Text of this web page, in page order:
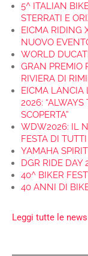
5^ ITALIAN
STERRATI E
EICMA RIDING
NUOVO
WORLD
GRAN PREMIO
RIVIERA DI
EICMA LANCIA
2026:
SCOPERTA”
WDW2026: IL
FESTA DI TUTTI
YAMAHA
DGR RIDE DAY
40^ BIKER
40 ANNI DI
Leggi tutte le news